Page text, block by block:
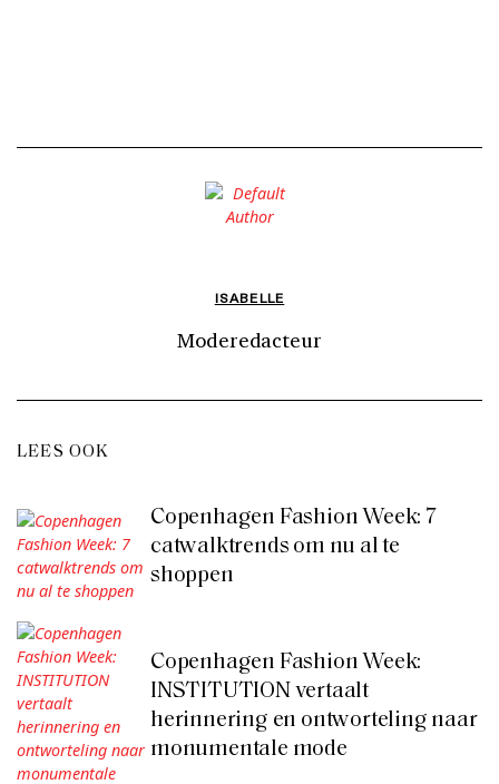
ISABELLE
Moderedacteur
LEES OOK
Copenhagen Fashion Week: 7
catwalktrends om nu al te
shoppen
Copenhagen Fashion Week:
INSTITUTION vertaalt
herinnering en ontworteling naar
monumentale mode